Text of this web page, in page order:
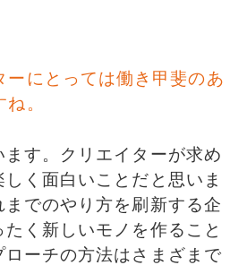
ーにとっては働き甲斐のあ
。
す。クリエイターが求め
く面白いことだと思いま
でのやり方を刷新する企
く新しいモノを作ること
ーチの方法はさまざまで